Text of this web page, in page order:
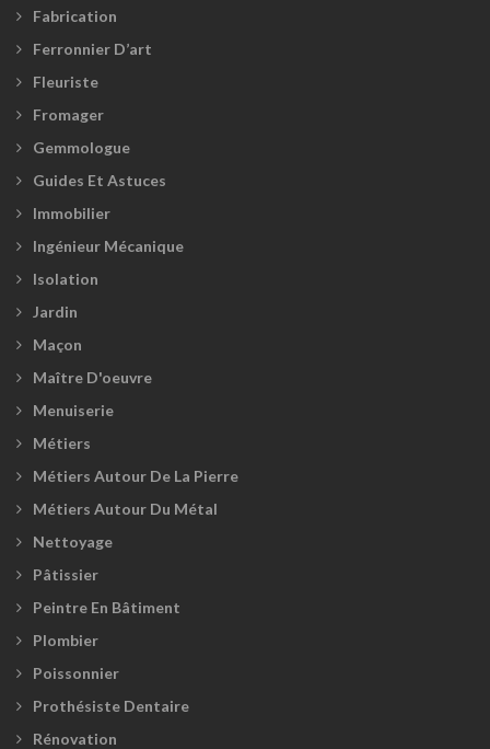
Fabrication
Ferronnier D’art
Fleuriste
Fromager
Gemmologue
Guides Et Astuces
Immobilier
Ingénieur Mécanique
Isolation
Jardin
Maçon
Maître D'oeuvre
Menuiserie
Métiers
Métiers Autour De La Pierre
Métiers Autour Du Métal
Nettoyage
Pâtissier
Peintre En Bâtiment
Plombier
Poissonnier
Prothésiste Dentaire
Rénovation